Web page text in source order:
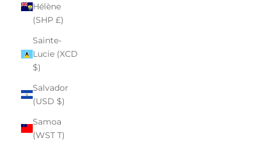
Hélène
(SHP £)
Sainte-
Lucie (XCD
$)
Salvador
(USD $)
Samoa
(WST T)